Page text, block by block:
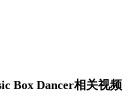
Box Dancer相关视频